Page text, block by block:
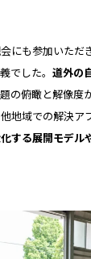
にも参加いただ
でした。 道外の
の俯瞰と解像度
地域での解決ア
する展開モデル